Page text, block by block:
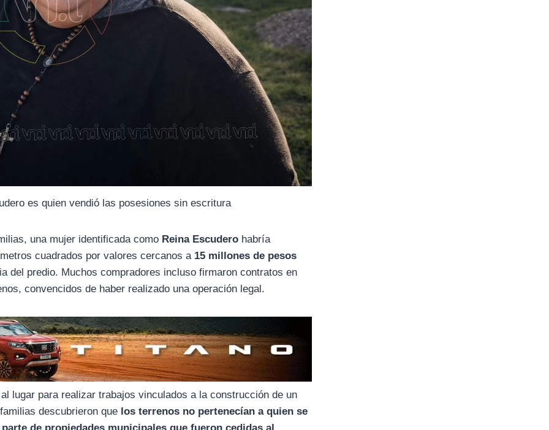
es quien vendió las posesiones sin escritura
una mujer identificada como Reina Escudero habría
cuadrados por valores cercanos a 15 millones de pesos
del predio. Muchos compradores incluso firmaron contratos en
convencidos de haber realizado una operación legal.
lugar para realizar trabajos vinculados a la construcción de un
descubrieron que los terrenos no pertenecían a quien se